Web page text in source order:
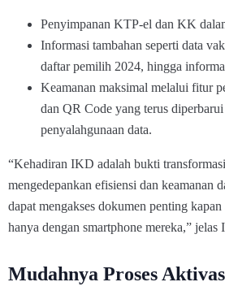
Penyimpanan KTP-el dan KK
Informasi tambahan seperti data
daftar pemilih 2024, hingga
Keamanan maksimal melalui fitur
dan QR Code yang terus
penyalahgunaan data.
“Kehadiran IKD adalah bukti
mengedepankan efisiensi dan keamanan
dapat mengakses dokumen penting kapan
hanya dengan smartphone mereka,” jelas
Mudahnya Proses